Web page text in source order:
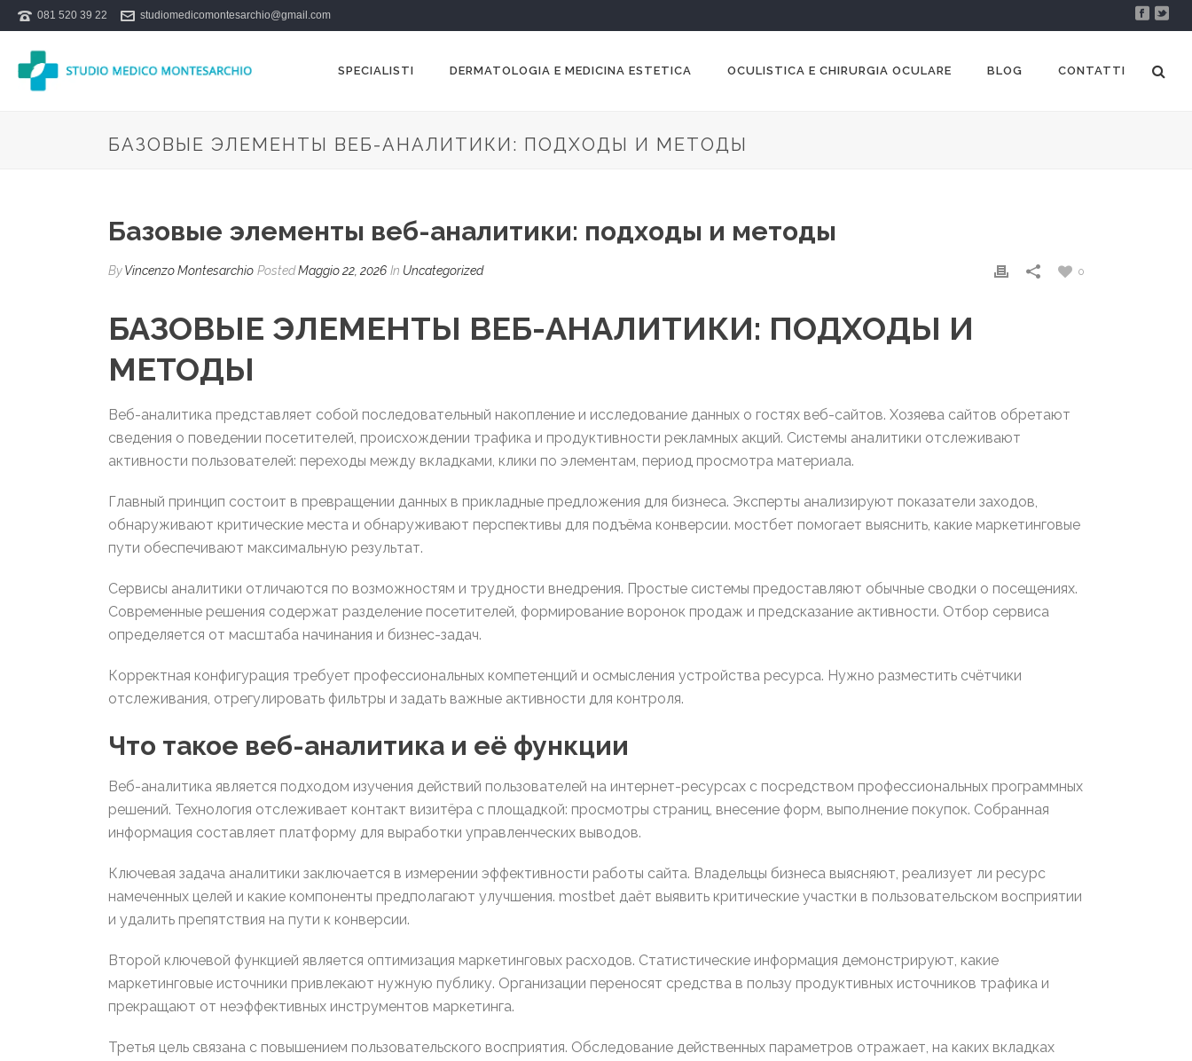
081 520 39 22 studiomedicomontesarchio@gmail.com
SPECIALISTI DERMATOLOGIA E MEDICINA ESTETICA OCULISTICA E CHIRURGIA OCULARE BLOG CONTATTI
БАЗОВЫЕ ЭЛЕМЕНТЫ ВЕБ-АНАЛИТИКИ: ПОДХОДЫ И МЕТОДЫ
Базовые элементы веб-аналитики: подходы и методы
ByVincenzo Montesarchio PostedMaggio 22, 2026 In Uncategorized 0
БАЗОВЫЕ ЭЛЕМЕНТЫ ВЕБ-АНАЛИТИКИ: ПОДХОДЫ И
МЕТОДЫ
Веб-аналитика представляет собой последовательный накопление и исследование данных о гостях веб-сайтов. Хозяева сайтов обретают
сведения о поведении посетителей, происхождении трафика и продуктивности рекламных акций. Системы аналитики отслеживают
активности пользователей: переходы между вкладками, клики по элементам, период просмотра материала.
Главный принцип состоит в превращении данных в прикладные предложения для бизнеса. Эксперты анализируют показатели заходов,
обнаруживают критические места и обнаруживают перспективы для подъёма конверсии. мостбет помогает выяснить, какие маркетинговые
пути обеспечивают максимальную результат.
Сервисы аналитики отличаются по возможностям и трудности внедрения. Простые системы предоставляют обычные сводки о посещениях.
Современные решения содержат разделение посетителей, формирование воронок продаж и предсказание активности. Отбор сервиса
определяется от масштаба начинания и бизнес-задач.
Корректная конфигурация требует профессиональных компетенций и осмысления устройства ресурса. Нужно разместить счётчики
отслеживания, отрегулировать фильтры и задать важные активности для контроля.
Что такое веб-аналитика и её функции
Веб-аналитика является подходом изучения действий пользователей на интернет-ресурсах с посредством профессиональных программных
решений. Технология отслеживает контакт визитёра с площадкой: просмотры страниц, внесение форм, выполнение покупок. Собранная
информация составляет платформу для выработки управленческих выводов.
Ключевая задача аналитики заключается в измерении эффективности работы сайта. Владельцы бизнеса выясняют, реализует ли ресурс
намеченных целей и какие компоненты предполагают улучшения. mostbet даёт выявить критические участки в пользовательском восприятии
и удалить препятствия на пути к конверсии.
Второй ключевой функцией является оптимизация маркетинговых расходов. Статистические информация демонстрируют, какие
маркетинговые источники привлекают нужную публику. Организации переносят средства в пользу продуктивных источников трафика и
прекращают от неэффективных инструментов маркетинга.
Третья цель связана с повышением пользовательского восприятия. Обследование действенных параметров отражает, на каких вкладках